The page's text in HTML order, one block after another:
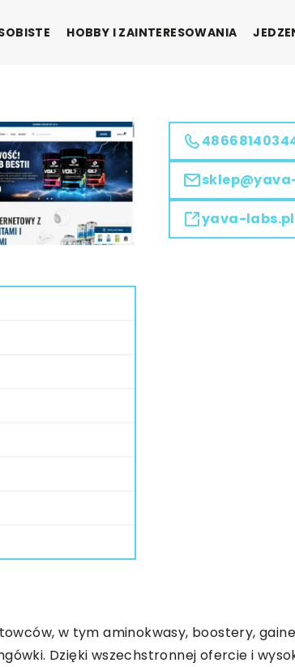
HOBBY I ZAINTERESOWANIA
yava-labs.pl
w tym aminokwasy, boostery,
Dzięki wszechstronnej ofercie i